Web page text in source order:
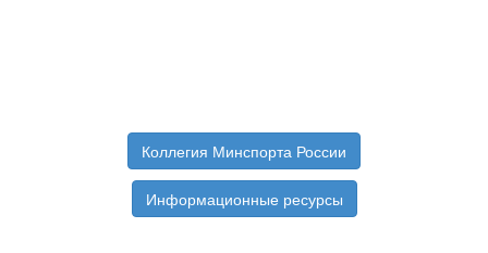
Коллегия Минспорта России
Информационные ресурсы